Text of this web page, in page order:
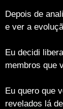
Depois de
e ver a
Eu decidi
membros que
Eu quero que
revelados lá